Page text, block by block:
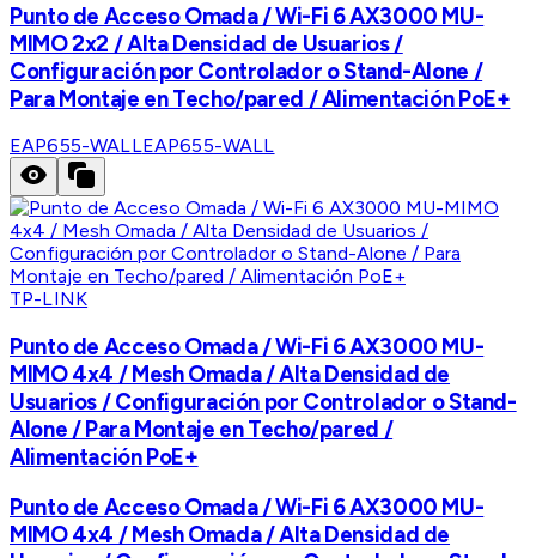
Punto de Acceso Omada / Wi-Fi 6 AX3000 MU-
MIMO 2x2 / Alta Densidad de Usuarios /
Configuración por Controlador o Stand-Alone /
Para Montaje en Techo/pared / Alimentación PoE+
EAP655-WALLEAP655-WALL
TP-LINK
Punto de Acceso Omada / Wi-Fi 6 AX3000 MU-
MIMO 4x4 / Mesh Omada / Alta Densidad de
Usuarios / Configuración por Controlador o Stand-
Alone / Para Montaje en Techo/pared /
Alimentación PoE+
Punto de Acceso Omada / Wi-Fi 6 AX3000 MU-
MIMO 4x4 / Mesh Omada / Alta Densidad de